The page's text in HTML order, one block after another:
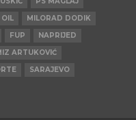
OIL
MILORAD DODIK
FUP
NAPRIJED
ARTUKOVIĆ
SARAJEVO